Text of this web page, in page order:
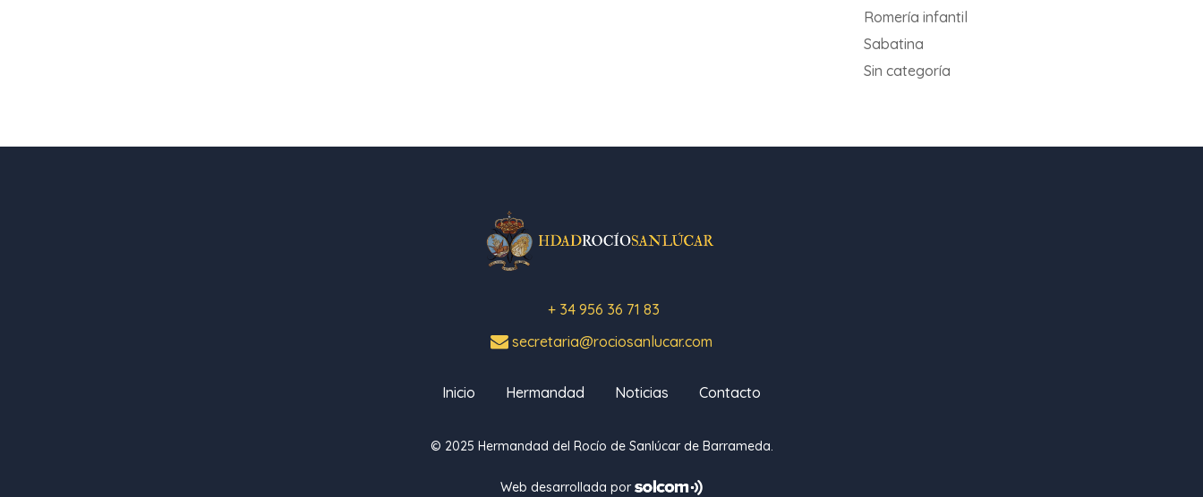
Romería infantil
Sabatina
Sin categoría
+ 34 956 36 71 83
secretaria@rociosanlucar.com
Inicio Hermandad Noticias Contacto
© 2025 Hermandad del Rocío de Sanlúcar de Barrameda.
Web desarrollada por